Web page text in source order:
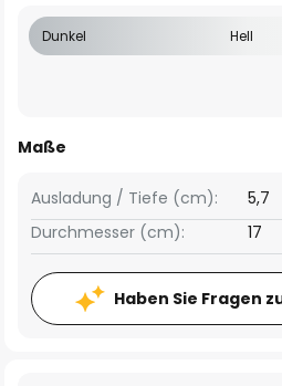
Dunkel Hell
Maße
Ausladung / Tiefe (cm):
5,7
Durchmesser (cm):
17
Haben Sie Fragen